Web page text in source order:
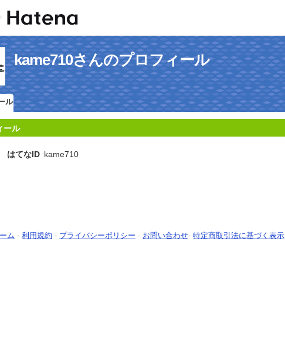
kame710さんのプロフィール
ル
ール
はてなID kame710
ム - 利用規約 - プライバシーポリシー - お問い合わせ- 特定商取引法に基づく表示